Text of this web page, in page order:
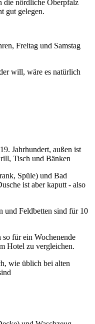
die nördliche Oberpfalz
gut gelegen.
Freitag und Samstag
will, wäre es natürlich
Jahrhundert, außen ist
Tisch und Bänken
Spüle) und Bad
ist aber kaputt - also
und Feldbetten sind für 10
für ein Wochenende
Hotel zu vergleichen.
wie üblich bei alten